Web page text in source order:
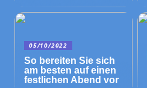
05/10/2022
So bereiten Sie sich
am besten auf einen
festlichen Abend vor